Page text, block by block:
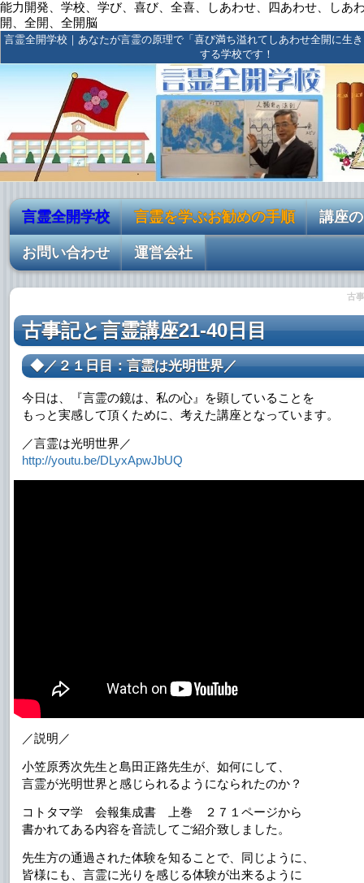
能力開発、学校、学び、喜び、全喜、しあわせ、四あわせ、しあ
開、全開、全開脳
言霊全開学校｜あなたが言霊の原理で「喜び満ち溢れてしあわせ全開に生
する学校です！
言霊全開学校 言霊を学ぶお勧めの手順 講座
お問い合わせ 運営会社
古
古事記と言霊講座21-40日目
◆／２１日目：言霊は光明世界／
今日は、『言霊の鏡は、私の心』を顕していることを
もっと実感して頂くために、考えた講座となっています。
／言霊は光明世界／
http://youtu.be/DLyxApwJbUQ
／説明／
小笠原秀次先生と島田正路先生が、如何にして、
言霊が光明世界と感じられるようになられたのか？
コトタマ学 会報集成書 上巻 ２７１ページから
書かれてある内容を音読してご紹介致しました。
先生方の通過された体験を知ることで、同じように、
皆様にも、言霊に光りを感じる体験が出来るように